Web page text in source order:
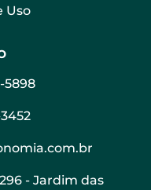
Uso
5898
- Jardim das